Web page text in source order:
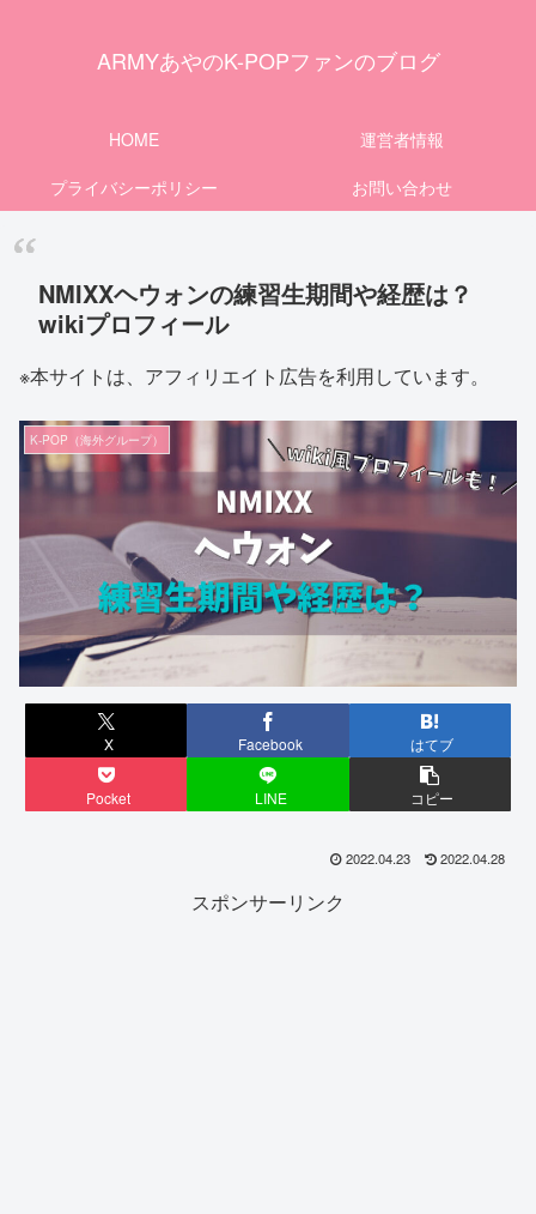
ARMYあやのK-POPファンのブログ
HOME
運営者情報
プライバシーポリシー
お問い合わせ
NMIXXヘウォンの練習生期間や経歴は？
wikiプロフィール
※本サイトは、アフィリエイト広告を利用しています。
K-POP（海外グループ）
X Facebook はてブ
Pocket LINE コピー
2022.04.23 2022.04.28
スポンサーリンク